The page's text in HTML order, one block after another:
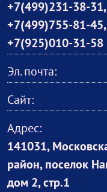
+7(499)231-38-
+7(499)755-81-
+7(925)010-31-58
Эл. почта:
Сайт:
Адрес:
141031,
район, поселок
дом 2, стр.1